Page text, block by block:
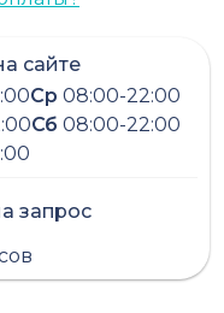
сайте
Ср 08:00-22:00
Сб 08:00-22:00
запрос